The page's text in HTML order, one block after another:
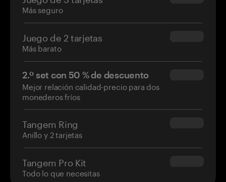
Más seguro
Juego de 2 tarjetas
Más barato
$54.90
2.º set con 50 % de descuento
Mejor relación calidad-precio para dos
monederos fríos
$34.95
Tangem Ring
Anillo y 2 tarjetas
$160.00
Tangem Pro Kit
Todo lo que necesitas
$180.00